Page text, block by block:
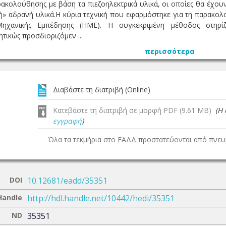
με βάση τα πιεζοηλεκτρικά υλικά, οι οποίες θα
αδρανή υλικά.Η κύρια τεχνική που εφαρμόστηκε για τη
Εμπέδησης (ΗΜΕ). Η συγκεκριμένη μέθοδος
προσδιοριζόμεν ...
περισσότερα
Διαβάστε τη διατριβή (Online)
Κατεβάστε τη διατριβή σε μορφή PDF (9.61 MB) (Η
εγγραφή)
Όλα τα τεκμήρια στο ΕΑΔΔ προστατεύονται από
DOI 10.12681/eadd/35351
http://hdl.handle.net/10442/hedi/35351
ND 35351